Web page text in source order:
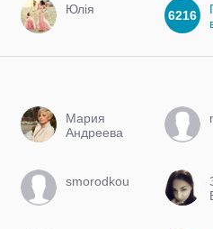
Юлія 6216
Мария
Андреева
smorodkou